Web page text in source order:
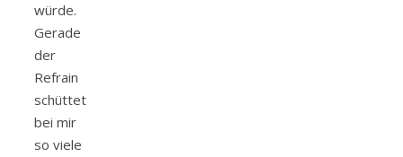
würde.
Gerade
der
Refrain
schüttet
bei mir
so viele